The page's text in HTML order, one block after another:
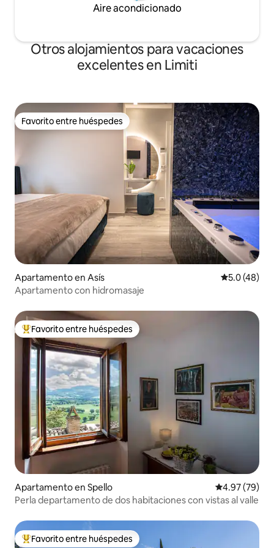
Aire acondicionado
Otros alojamientos para vacaciones
excelentes en Limiti
Favorito entre huéspedes
Favorito entre huéspedes
Apartamento en Asís Calificación
5.0 (48)
Apartamento con hidromasaje
Favorito entre huéspedes preferido
Favorito entre huéspedes
Apartamento en Spello Calificación
4.97 (79)
Perla departamento de dos habitaciones con vistas al valle
Favorito entre huéspedes preferido
Favorito entre huéspedes